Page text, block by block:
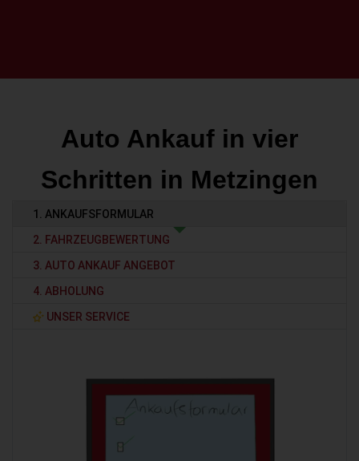
Auto Ankauf in vier
Schritten in Metzingen
1. ANKAUFSFORMULAR
2. FAHRZEUGBEWERTUNG
3. AUTO ANKAUF ANGEBOT
4. ABHOLUNG
UNSER SERVICE